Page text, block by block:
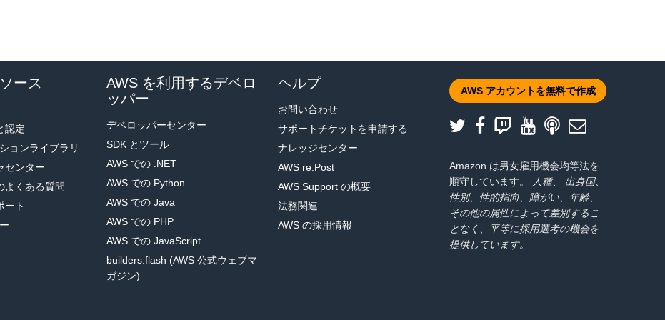
ース
認定
ョンライブラリ
センター
よくある質問
ート
AWS を利用するデベロ
ッパー
デベロッパーセンター
SDK とツール
AWS での .NET
AWS での Python
AWS での Java
AWS での PHP
AWS での JavaScript
builders.flash (AWS 公式ウェブマ
ガジン)
ヘルプ
お問い合わせ
サポートチケットを申請する
ナレッジセンター
AWS re:Post
AWS Support の概要
法務関連
AWS の採用情報
AWS アカウントを無料で作成
Amazon は男女雇用機会均等法を
順守しています。
人種、 出身国、
性別、性的指向、障がい、年齢、
その他の属性によって差別するこ
となく、平等に採用選考の機会を
提供しています。